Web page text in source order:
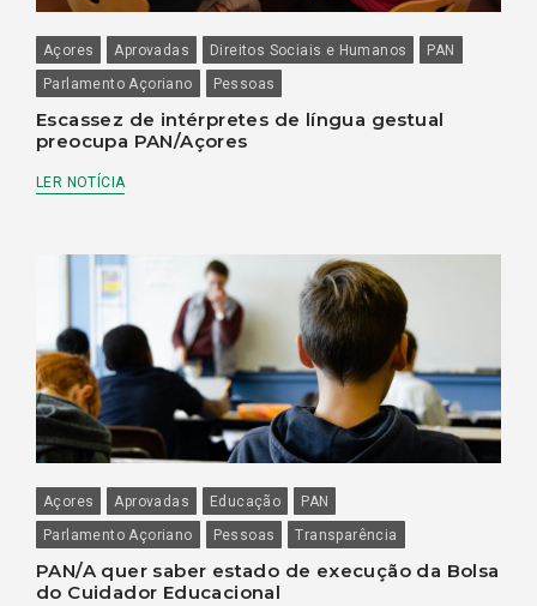
Açores Aprovadas Direitos Sociais e Humanos
PAN
Parlamento Açoriano
Pessoas
Escassez de intérpretes de língua gestual
preocupa PAN/Açores
LER NOTÍCIA
Açores Aprovadas Educação
PAN
Parlamento Açoriano
Pessoas Transparência
PAN/A quer saber estado de execução da Bolsa
do Cuidador Educacional